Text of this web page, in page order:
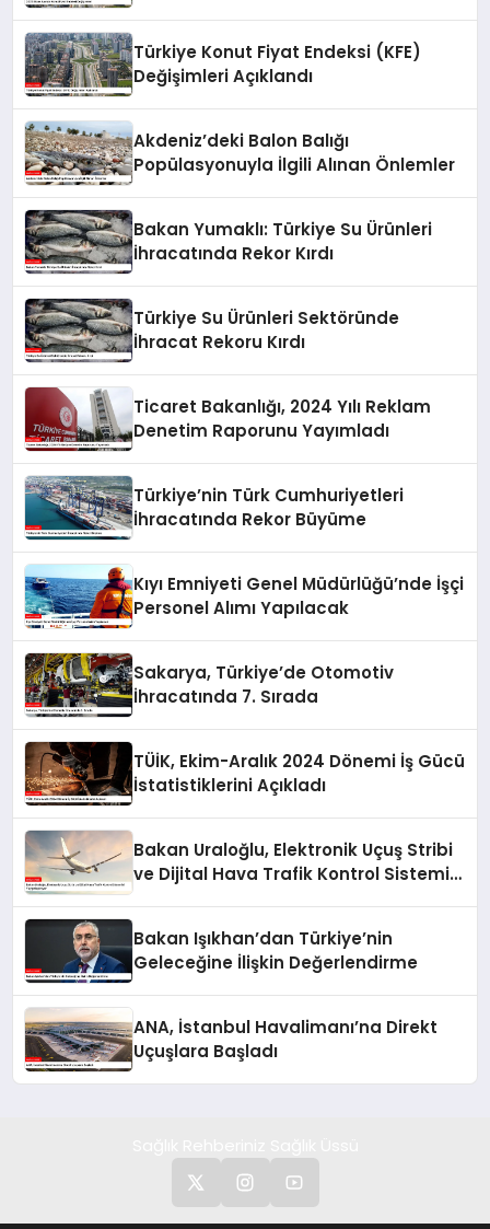
Türkiye Konut Fiyat Endeksi (KFE)
Değişimleri Açıklandı
Akdeniz’deki Balon Balığı
Popülasyonuyla İlgili Alınan Önlemler
Bakan Yumaklı: Türkiye Su Ürünleri
İhracatında Rekor Kırdı
Türkiye Su Ürünleri Sektöründe
İhracat Rekoru Kırdı
Ticaret Bakanlığı, 2024 Yılı Reklam
Denetim Raporunu Yayımladı
Türkiye’nin Türk Cumhuriyetleri
İhracatında Rekor Büyüme
Kıyı Emniyeti Genel Müdürlüğü’nde İşçi
Personel Alımı Yapılacak
Sakarya, Türkiye’de Otomotiv
İhracatında 7. Sırada
TÜİK, Ekim-Aralık 2024 Dönemi İş Gücü
İstatistiklerini Açıkladı
Bakan Uraloğlu, Elektronik Uçuş Stribi
ve Dijital Hava Trafik Kontrol Sistemini
Bakan Işıkhan’dan Türkiye’nin
Geleceğine İlişkin Değerlendirme
ANA, İstanbul Havalimanı’na Direkt
Uçuşlara Başladı